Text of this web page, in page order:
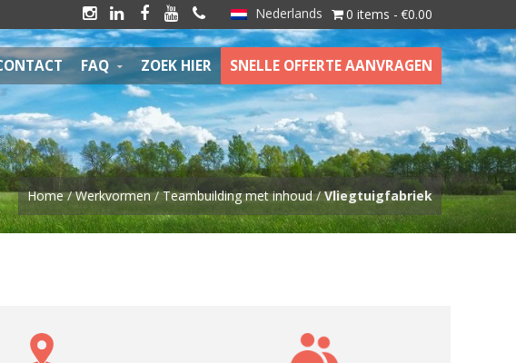
0 items €0.00
Nederlands
    
FAQ ZOEK HIER SNELLE OFFERTE AANVRAGEN
Home/Werkvormen/Teambuilding met inhoud/Vliegtuigfabriek